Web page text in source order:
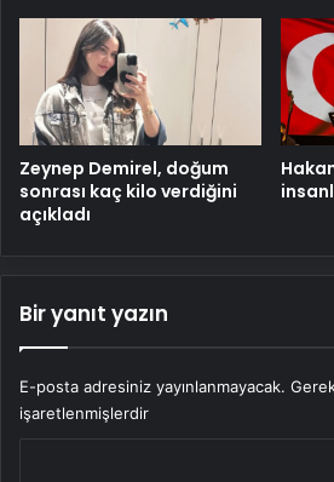
Zeynep Demirel, doğum
sonrası kaç kilo verdiğini
açıkladı
Bir yanıt yazın
E-posta adresiniz yayınlanmayacak.
işaretlenmişlerdir